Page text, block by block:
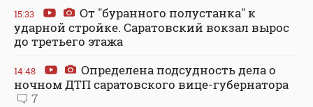
15:33
От "буранного полустанка" к
ударной стройке. Саратовский вокзал вырос
до третьего этажа
14:48
Определена подсудность дела о
ночном ДТП саратовского вице-губернатора
7